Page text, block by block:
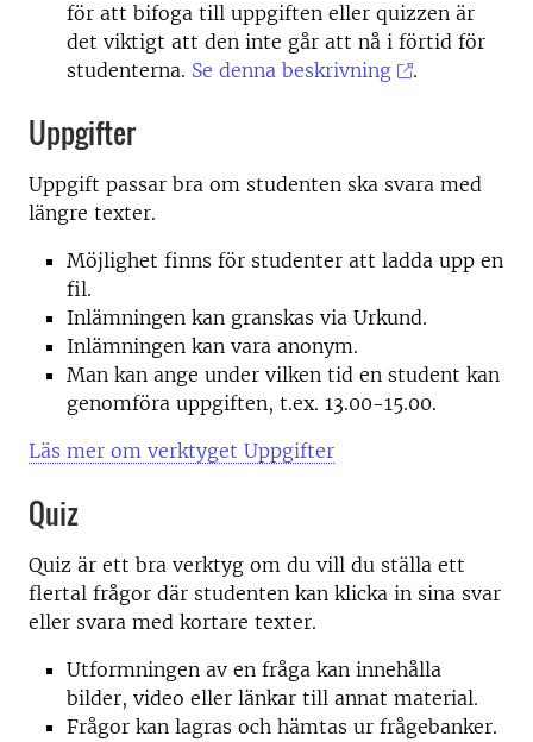
för att bifoga till uppgiften eller quizzen är
det viktigt att den inte går att nå i förtid för
studenterna. Se denna beskrivning .
Uppgifter
Uppgift passar bra om studenten ska svara med
längre texter.
Möjlighet finns för studenter att ladda upp en
fil.
Inlämningen kan granskas via Urkund.
Inlämningen kan vara anonym.
Man kan ange under vilken tid en student kan
genomföra uppgiften, t.ex. 13.00-15.00.
Läs mer om verktyget Uppgifter
Quiz
Quiz är ett bra verktyg om du vill du ställa ett
flertal frågor där studenten kan klicka in sina svar
eller svara med kortare texter.
Utformningen av en fråga kan innehålla
bilder, video eller länkar till annat material.
Frågor kan lagras och hämtas ur frågebanker.